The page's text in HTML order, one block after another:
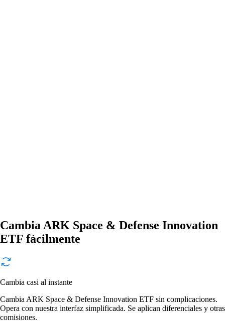
Cambia ARK Space & Defense Innovation
ETF fácilmente
Cambia casi al instante
Cambia ARK Space & Defense Innovation ETF sin complicaciones.
Opera con nuestra interfaz simplificada. Se aplican diferenciales y otras
comisiones.